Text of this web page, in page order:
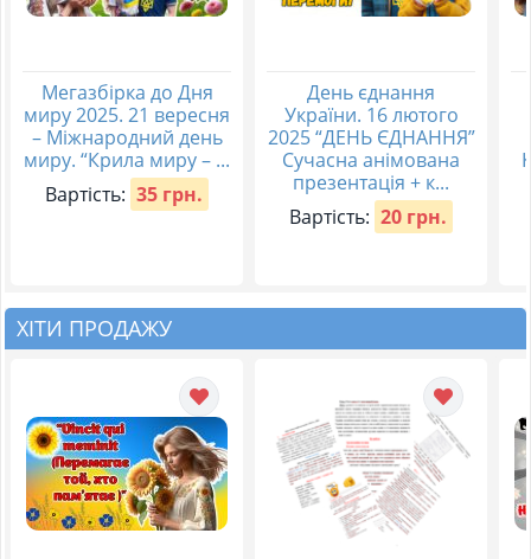
Мегазбірка до Дня
миру 2025. 21 вересня
– Міжнародний день
миру. “Крила миру – ...
Вартість: 35 грн.
День єднання
України. 16 лютого
2025 “ДЕНЬ ЄДНАННЯ”
Сучасна анімована
презентація + к...
Вартість: 20 грн.
ХІТИ ПРОДАЖУ